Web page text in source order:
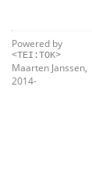
Powered by
<TEI:TOK>
Maarten Janssen,
2014-